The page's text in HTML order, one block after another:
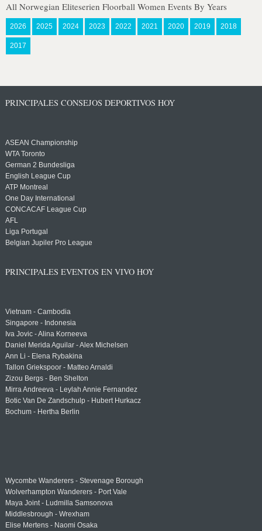
All Norwegian Eliteserien Floorball Women Events By Years
2026 2025 2024 2023 2022 2021 2020 2019 2018
2017
PRINCIPALES CONSEJOS DEPORTIVOS HOY
ASEAN Championship
WTA Toronto
German 2 Bundesliga
English League Cup
ATP Montreal
One Day International
CONCACAF League Cup
AFL
Liga Portugal
Belgian Jupiler Pro League
PRINCIPALES EVENTOS EN VIVO HOY
Vietnam - Cambodia
Singapore - Indonesia
Iva Jovic - Alina Korneeva
Daniel Merida Aguilar - Alex Michelsen
Ann Li - Elena Rybakina
Tallon Griekspoor - Matteo Arnaldi
Zizou Bergs - Ben Shelton
Mirra Andreeva - Leylah Annie Fernandez
Botic Van De Zandschulp - Hubert Hurkacz
Bochum - Hertha Berlin
Wycombe Wanderers - Stevenage Borough
Wolverhampton Wanderers - Port Vale
Maya Joint - Ludmilla Samsonova
Middlesbrough - Wrexham
Elise Mertens - Naomi Osaka